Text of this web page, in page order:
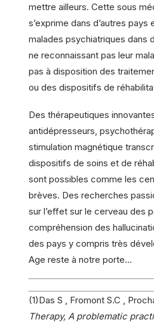
mettre ailleurs. Cette sous
s’exprime dans d’autres pays
malades psychiatriques dans
ne reconnaissant pas leur
pas à disposition des
ou des dispositifs de
Des thérapeutiques
antidépresseurs,
stimulation magnétique
dispositifs de soins et de
sont possibles comme les
brèves. Des recherches
sur l’effet sur le cerveau des
compréhension des
des pays y compris très
Age reste à notre porte…
(1)Das S , Fromont S.C ,
Therapy, A problematic